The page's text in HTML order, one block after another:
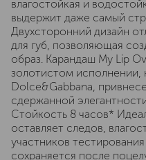
влагостойкая и
выдержит даже самый
Двухсторонний дизайн
для губ, позволяющая
образ. Карандаш My Lip
золотистом
Dolce&Gabbana,
сдержанной
Стойкость 8 часов*
оставляет следов,
участников
сохраняется после